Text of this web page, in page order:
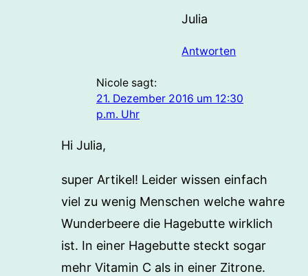
Julia
Antworten
Nicole sagt:
21. Dezember 2016 um 12:30
p.m. Uhr
Hi Julia,
super Artikel! Leider wissen einfach
viel zu wenig Menschen welche wahre
Wunderbeere die Hagebutte wirklich
ist. In einer Hagebutte steckt sogar
mehr Vitamin C als in einer Zitrone.